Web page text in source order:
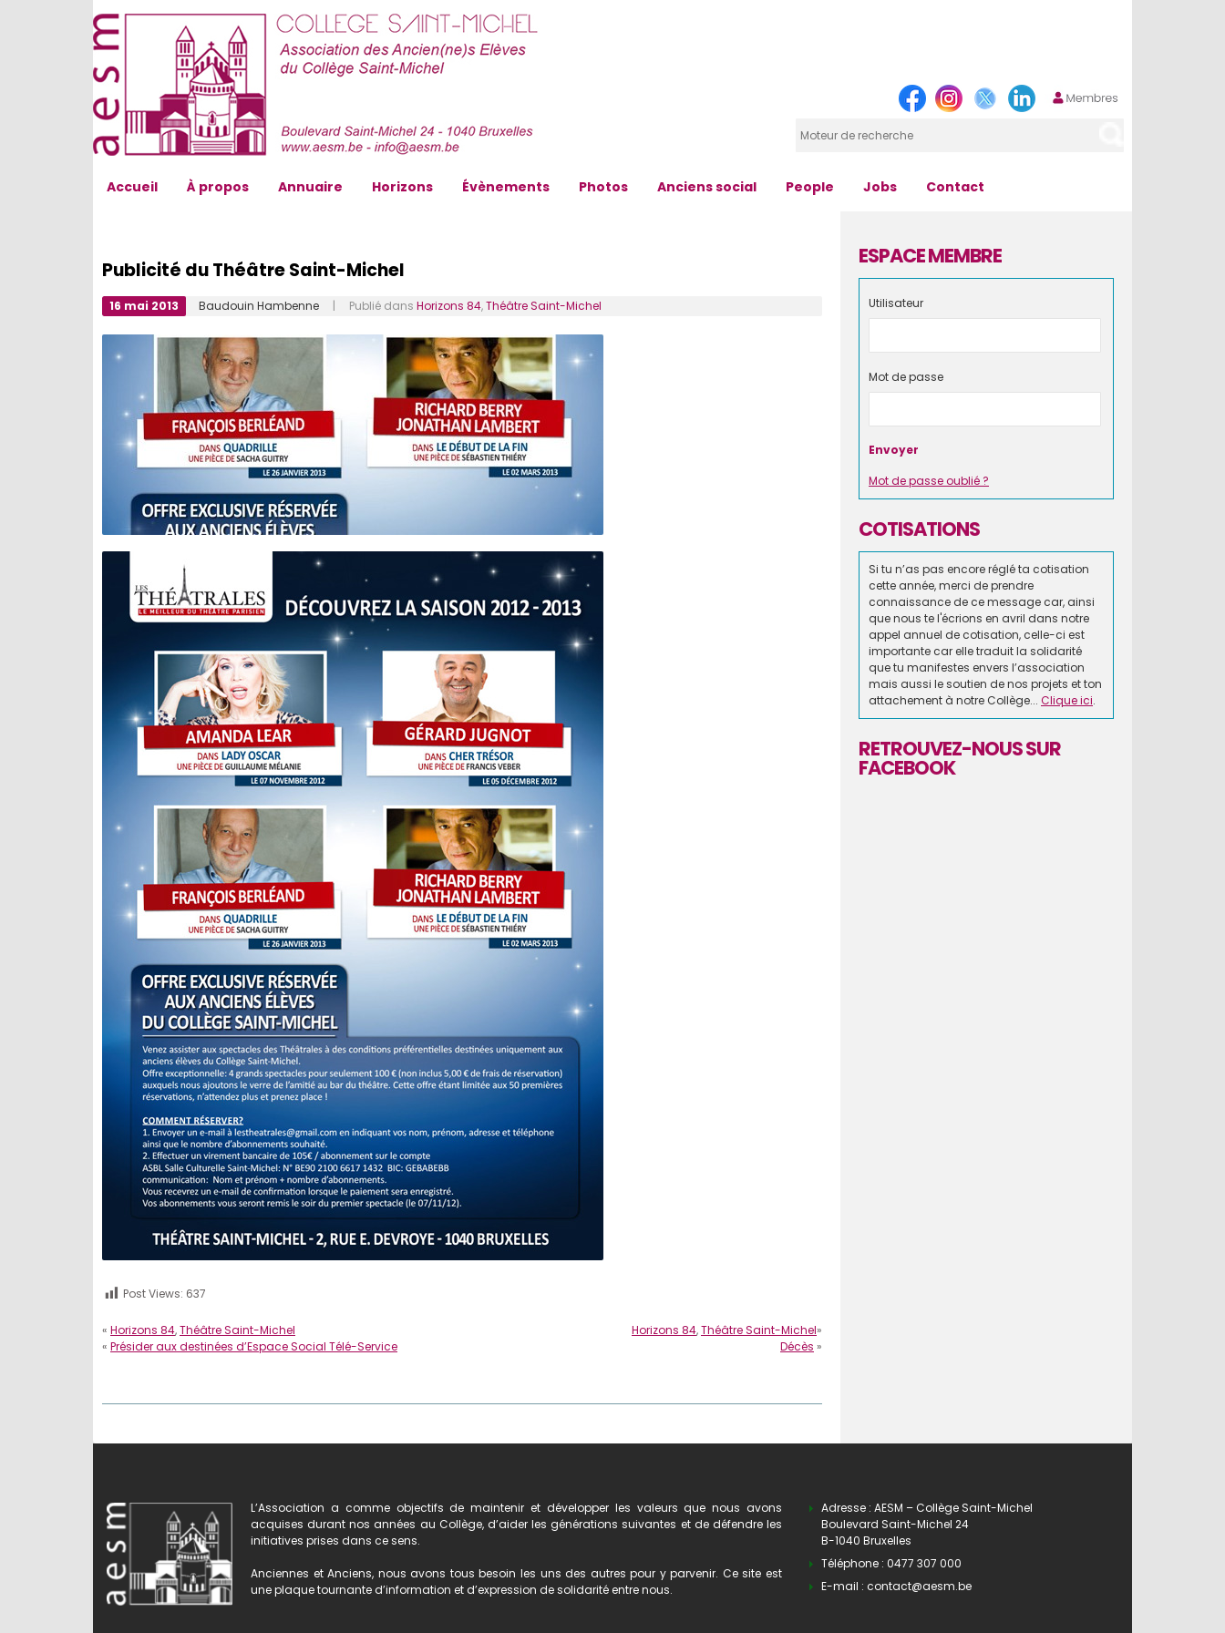
Accueil À propos Annuaire Horizons Évènements Photos Anciens social People Jobs Contact
Publicité du Théâtre Saint-Michel
16 mai 2013 Baudouin Hambenne | Publié dans Horizons 84,Théâtre Saint-Michel
Post Views: 637
« Horizons 84,Théâtre Saint-Michel
« Présider aux destinées d’Espace Social Télé-Service
Horizons 84,Théâtre Saint-Michel»
Décès »
ESPACE MEMBRE
Utilisateur
Mot de passe
Mot de passe oublié ?
COTISATIONS
Si tu n’as pas encore réglé ta cotisation
cette année, merci de prendre
connaissance de ce message car, ainsi
que nous te l'écrions en avril dans notre
appel annuel de cotisation, celle-ci est
importante car elle traduit la solidarité
que tu manifestes envers l’association
mais aussi le soutien de nos projets et ton
attachement à notre Collège... Clique ici.
RETROUVEZ-NOUS SUR
FACEBOOK
L’Association a comme objectifs de maintenir et développer les valeurs que nous avons
acquises durant nos années au Collège, d’aider les générations suivantes et de défendre les
initiatives prises dans ce sens.
Anciennes et Anciens, nous avons tous besoin les uns des autres pour y parvenir. Ce site est
une plaque tournante d’information et d’expression de solidarité entre nous.
Adresse : AESM – Collège Saint-Michel
Boulevard Saint-Michel 24
B-1040 Bruxelles
Téléphone : 0477 307 000
E-mail : contact@aesm.be